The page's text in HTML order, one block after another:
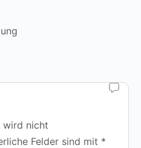
wird nicht
Felder sind mit *